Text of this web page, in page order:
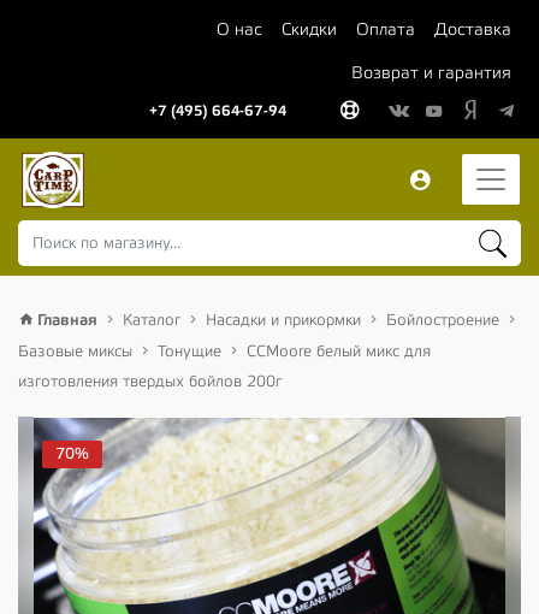
О нас Скидки Оплата Доставка
Возврат и гарантия
+7 (495) 664-67-94
Главная Каталог Насадки и прикормки
Бойлостроение
Базовые миксы
Тонущие
CCMoore белый микс для
изготовления твердых бойлов 200г
70%